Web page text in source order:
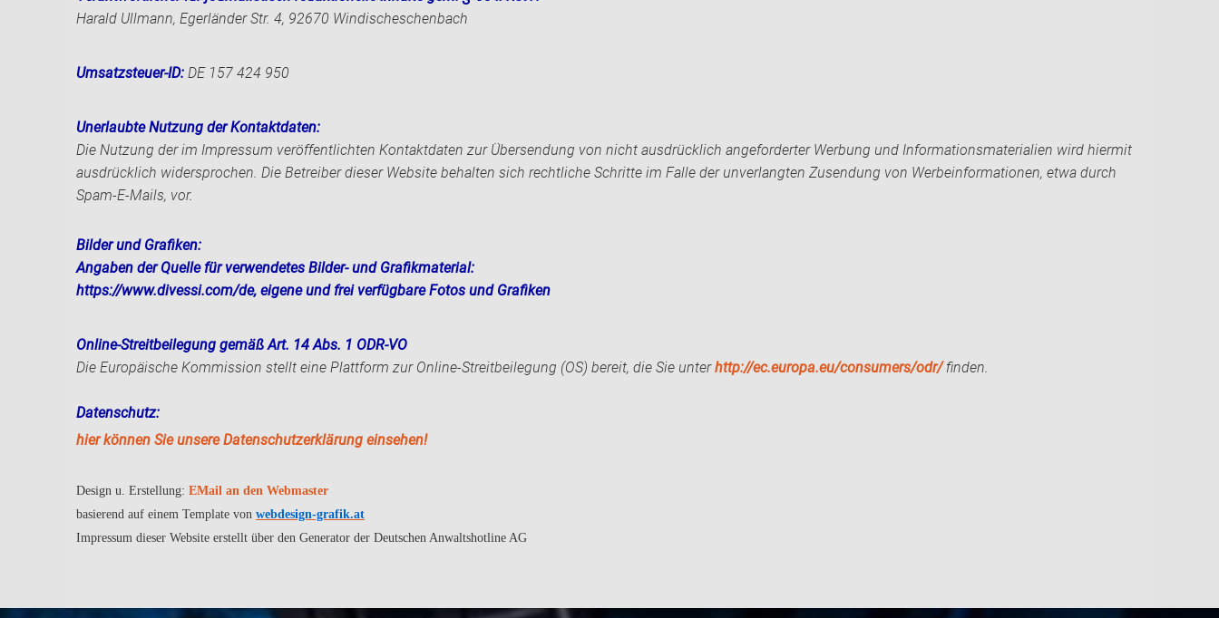
Harald Ullmann, Egerländer Str. 4, 92670 Windischeschenbach
Umsatzsteuer-ID: DE 157 424 950
Unerlaubte Nutzung der Kontaktdaten:
Die Nutzung der im Impressum veröffentlichten Kontaktdaten zur Übersendung von nicht ausdrücklich angeforderter Werbung und Informationsmaterialien wird hiermit
ausdrücklich widersprochen. Die Betreiber dieser Website behalten sich rechtliche Schritte im Falle der unverlangten Zusendung von Werbeinformationen, etwa durch
Spam-E-Mails, vor.
Bilder und Grafiken:
Angaben der Quelle für verwendetes Bilder- und Grafikmaterial:
https://www.divessi.com/de, eigene und frei verfügbare Fotos und Grafiken
Online-Streitbeilegung gemäß Art. 14 Abs. 1 ODR-VO
Die Europäische Kommission stellt eine Plattform zur Online-Streitbeilegung (OS) bereit, die Sie unterhttp://ec.europa.eu/consumers/odr/finden.
Datenschutz:
hier können Sie unsere Datenschutzerklärung einsehen!
Design u. Erstellung: EMail an den Webmaster
basierend auf einem Template von webdesign-grafik.at
Impressum dieser Website erstellt über den Generator der Deutschen Anwaltshotline AG